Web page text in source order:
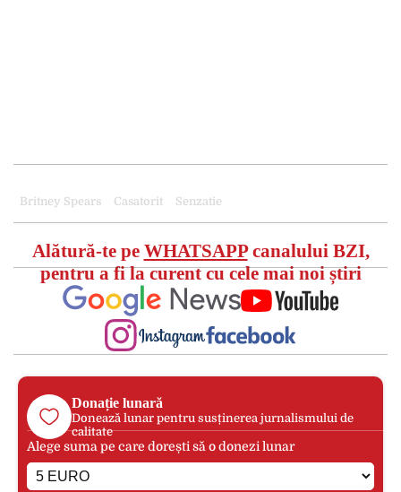
Britney Spears Casatorit Senzatie
Alătură-te pe WHATSAPPcanalului BZI,
pentru a fi la curent cu cele mai noi știri
Donație lunară
Donează lunar pentru susținerea jurnalismului de
calitate
Alege suma pe care dorești să o donezi lunar